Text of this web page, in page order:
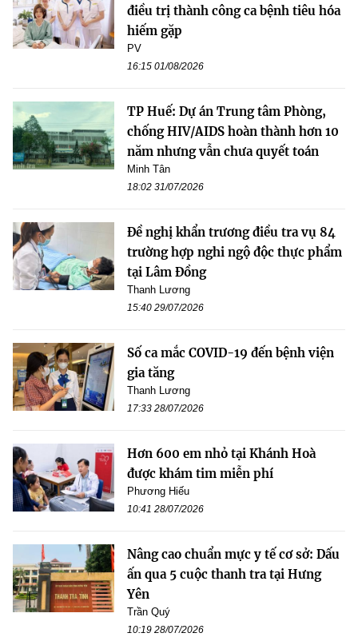
điều trị thành công ca bệnh tiêu hóa
hiếm gặp
PV
16:15 01/08/2026
TP Huế: Dự án Trung tâm Phòng,
chống HIV/AIDS hoàn thành hơn 10
năm nhưng vẫn chưa quyết toán
Minh Tân
18:02 31/07/2026
Đề nghị khẩn trương điều tra vụ 84
trường hợp nghi ngộ độc thực phẩm
tại Lâm Đồng
Thanh Lương
15:40 29/07/2026
Số ca mắc COVID-19 đến bệnh viện
gia tăng
Thanh Lương
17:33 28/07/2026
Hơn 600 em nhỏ tại Khánh Hoà
được khám tim miễn phí
Phương Hiếu
10:41 28/07/2026
Nâng cao chuẩn mực y tế cơ sở: Dấu
ấn qua 5 cuộc thanh tra tại Hưng
Yên
Trần Quý
10:19 28/07/2026